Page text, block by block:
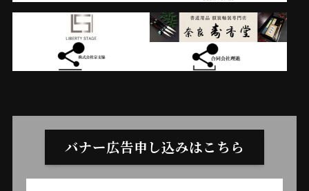
バナー広告申し込みはこちら